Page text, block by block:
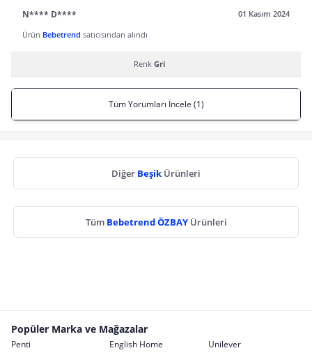
N**** D****
01 Kasım 2024
Ürün Bebetrend satıcısından alındı
Renk Gri
Tüm Yorumları İncele (1)
Diğer Beşik Ürünleri
Tüm Bebetrend ÖZBAY Ürünleri
Popüler Marka ve Mağazalar
Penti English Home Unilever